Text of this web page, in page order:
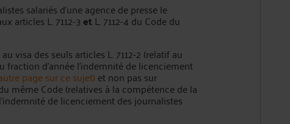
salariés d'une agence de presse le
articles L. 7112-3 etL. 7112-4 du Code du
visa des seuls articles L. 7112-2 (relatif au
fraction d'année l'indemnité de licenciement
page sur ce sujet) et non pas sur
même Code (relatives à la compétence de la
de licenciement des journalistes